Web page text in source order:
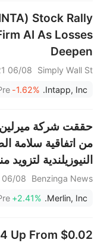
Stock Rally
AI As Losses
Deepen
Simply Wall St
06/08 02:21
Intapp, Inc.
-1.62%
حققت شركة ميرلين
من اتفاقية سلامة
النيوزيلندية
بالطيران بنظام
اتصالات آلي، وذلك
Benzinga News
06/08 12:18
Merlin, Inc.
+2.41%
Up From $0.02